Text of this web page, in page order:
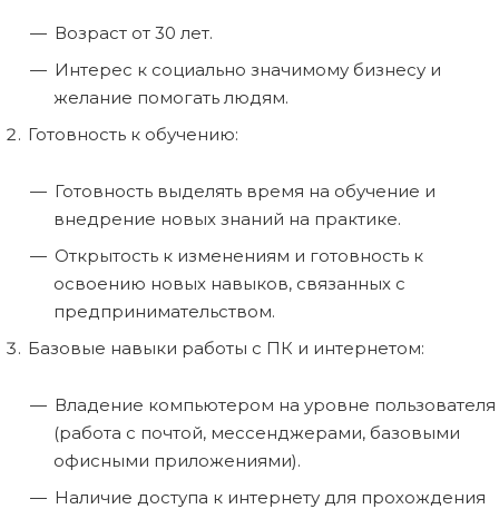
Возраст от 30 лет.
Интерес к социально значимому бизнесу и
желание помогать людям.
Готовность к обучению:
Готовность выделять время на обучение и
внедрение новых знаний на практике.
Открытость к изменениям и готовность к
освоению новых навыков, связанных с
предпринимательством.
Базовые навыки работы с ПК и интернетом:
Владение компьютером на уровне пользователя
(работа с почтой, мессенджерами, базовыми
офисными приложениями).
Наличие доступа к интернету для прохождения